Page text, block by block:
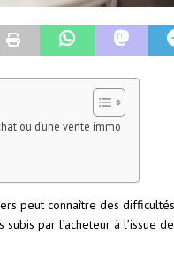
ou d’une vente immo
peut connaître des
par l’acheteur à l’issue